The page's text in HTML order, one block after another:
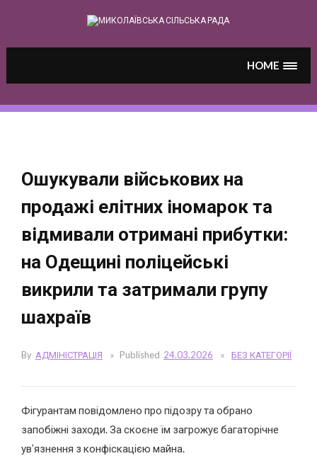
to
HOME
Ошукували військових на
продажі елітних іномарок та
відмивали отримані прибутки:
на Одещині поліцейські
викрили та затримали групу
шахраїв
By АДМІНІСТРАЦІЯ Published 24.03.2026 БЕЗ КАТЕГОРІЇ
Фігурантам повідомлено про підозру та обрано
запобіжні заходи. За скоєне їм загрожує багаторічне
ув’язнення з конфіскацією майна.